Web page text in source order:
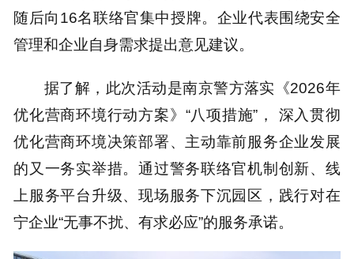
随后向16名联络官集中授牌。企业代表围绕安全
管理和企业自身需求提出意见建议。
据了解，此次活动是南京警方落实《2026年
优化营商环境行动方案》“八项措施”， 深入贯彻
优化营商环境决策部署、主动靠前服务企业发展
的又一务实举措。通过警务联络官机制创新、线
上服务平台升级、现场服务下沉园区，践行对在
宁企业“无事不扰、有求必应”的服务承诺。